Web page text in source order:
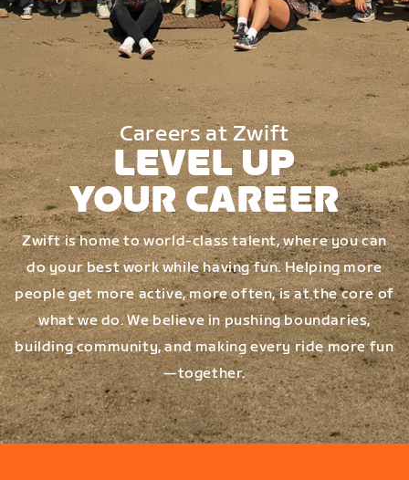
Careers at Zwift
LEVEL UP
YOUR CAREER
Zwift is home to world-class talent, where you can
do your best work while having fun. Helping more
people get more active, more often, is at the core of
what we do. We believe in pushing boundaries,
building community, and making every ride more fun
—together.